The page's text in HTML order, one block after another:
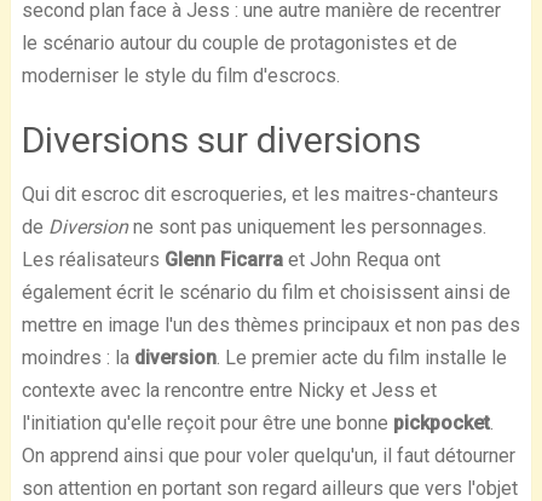
second plan face à Jess : une autre manière de recentrer
le scénario autour du couple de protagonistes et de
moderniser le style du film d'escrocs.
Diversions sur diversions
Qui dit escroc dit escroqueries, et les maitres-chanteurs
de Diversionne sont pas uniquement les personnages.
Les réalisateurs Glenn Ficarraet John Requa ont
également écrit le scénario du film et choisissent ainsi de
mettre en image l'un des thèmes principaux et non pas des
moindres : la diversion. Le premier acte du film installe le
contexte avec la rencontre entre Nicky et Jess et
l'initiation qu'elle reçoit pour être une bonne pickpocket.
On apprend ainsi que pour voler quelqu'un, il faut détourner
son attention en portant son regard ailleurs que vers l'objet